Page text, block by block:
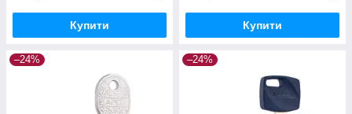
Купити Купити
–24% –24%